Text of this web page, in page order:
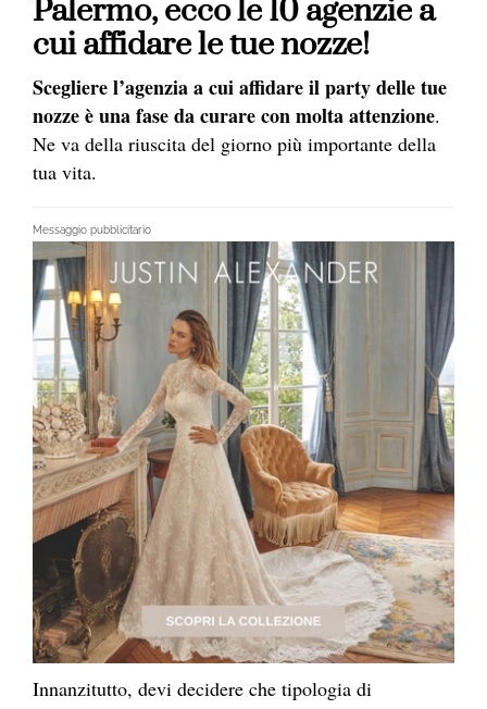
Palermo, ecco le 10 agenzie a
cui affidare le tue nozze!
Scegliere l’agenzia a cui affidare il party delle tue
nozze è una fase da curare con molta attenzione.
Ne va della riuscita del giorno più importante della
tua vita.
Messaggio pubblicitario
Innanzitutto, devi decidere che tipologia di